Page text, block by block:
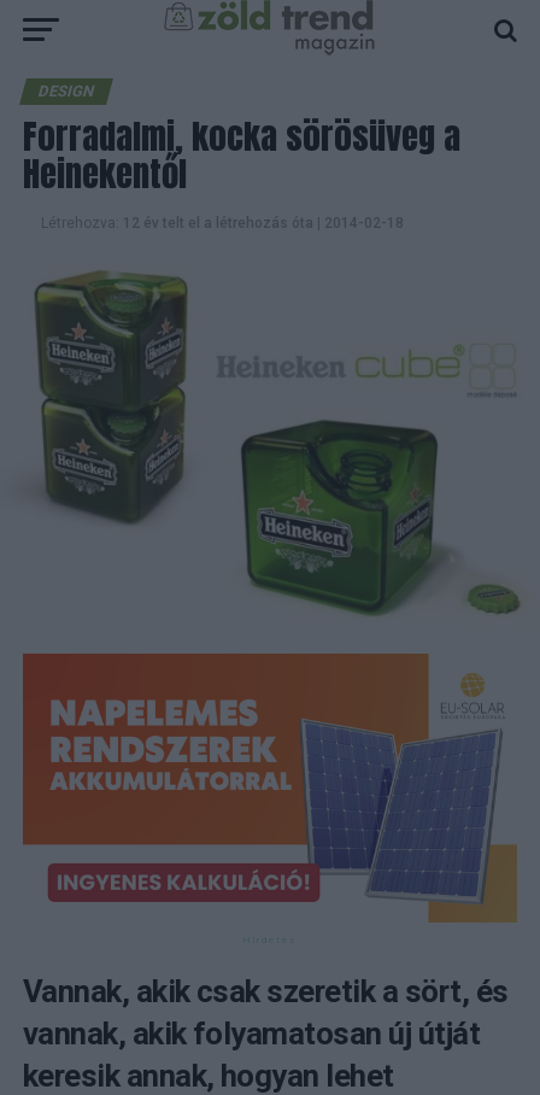
DESIGN
Forradalmi, kocka sörösüveg a
Heinekentől
Létrehozva: 12 év telt el a létrehozás óta 2014-02-18
Vannak, akik csak szeretik a sört, és
vannak, akik folyamatosan új útját
keresik annak, hogyan lehet